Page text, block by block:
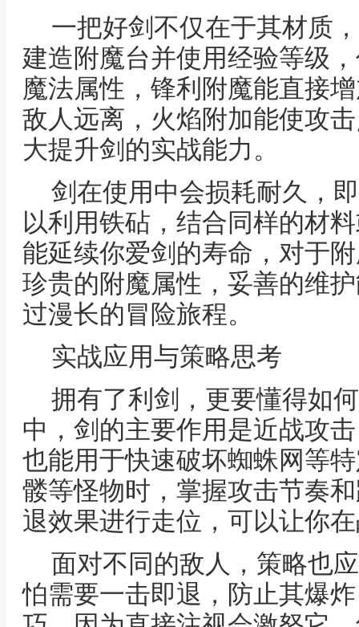
一把好剑不仅在于其材质
建造附魔台并使用经验等级
魔法属性，锋利附魔能直接
敌人远离，火焰附加能使攻
大提升剑的实战能力。
剑在使用中会损耗耐久，
以利用铁砧，结合同样的材
能延续你爱剑的寿命，对于
珍贵的附魔属性，妥善的维
过漫长的冒险旅程。
实战应用与策略思考
拥有了利剑，更要懂得如
中，剑的主要作用是近战攻
也能用于快速破坏蜘蛛网等
髅等怪物时，掌握攻击节奏
退效果进行走位，可以让你
面对不同的敌人，策略也
怕需要一击即退，防止其爆